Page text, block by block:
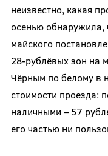
неизвестно, какая
осенью обнаружила,
майского
28-рублёвых зон на
Чёрным по белому в
стоимости проезда:
наличными – 57
его частью ни